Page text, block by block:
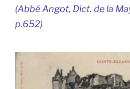
(Abbé Angot, Dict. de la
p.652)